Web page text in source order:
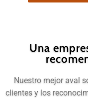
Una
Nuestro mejor aval
clientes y los